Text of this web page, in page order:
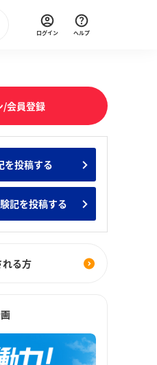
んなのインターン人気企業ランキ
のイベント一覧
ログイン ヘルプ
/会員登録
を投稿する
記を投稿する
る方